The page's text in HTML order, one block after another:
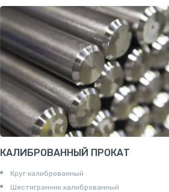
КАЛИБРОВАННЫЙ ПРОКАТ
Круг калиброванный
Шестигранник калиброванный